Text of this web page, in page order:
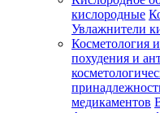
кислородные
Увлажнители
Косметология
похудения и
медикаментов